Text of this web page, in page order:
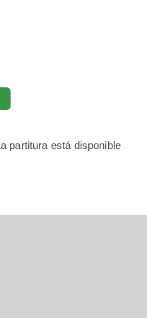
partitura está disponible